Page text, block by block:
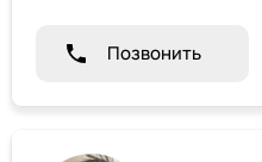
Позвонить